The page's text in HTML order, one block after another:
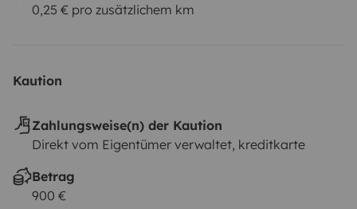
0,25 € pro zusätzlichem km
Kaution
Zahlungsweise(n) der Kaution
Direkt vom Eigentümer verwaltet, kreditkarte
Betrag
900 €